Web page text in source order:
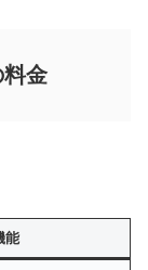
金
能